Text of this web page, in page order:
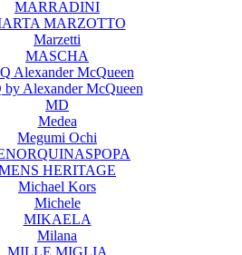
MARRADINI
MARZOTTO
Marzetti
MASCHA
Alexander McQueen
by Alexander McQueen
MD
Medea
Megumi Ochi
HERITAGE
Michael Kors
Michele
MIKAELA
Milana
MILLE MIGLIA